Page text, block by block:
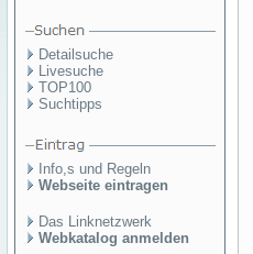
Detailsuche
Livesuche
TOP100
Suchtipps
Info,s und Regeln
Webseite eintragen
Das Linknetzwerk
Webkatalog anmelden